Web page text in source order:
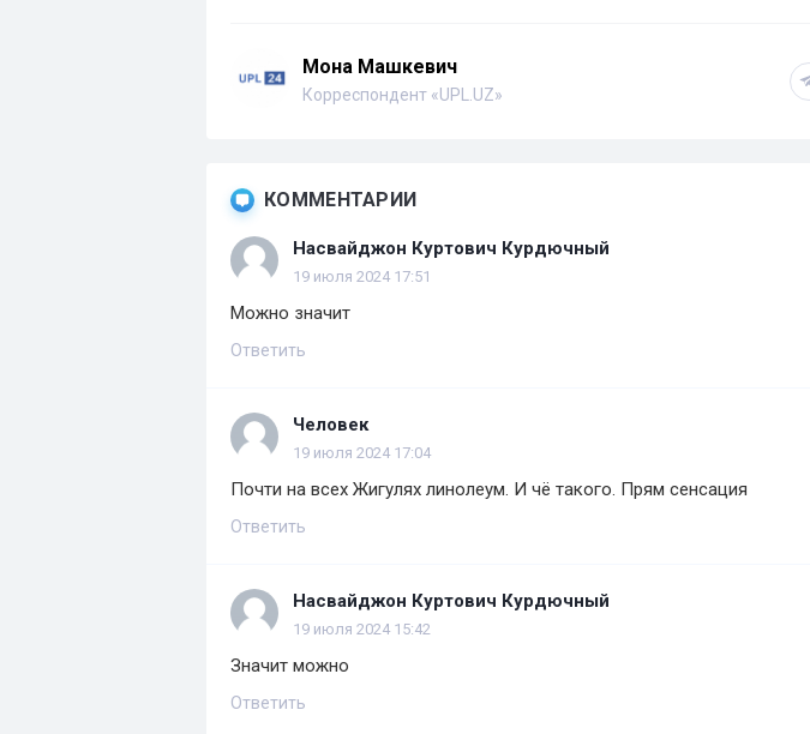
Мона Машкевич
Корреспондент «UPL.UZ»
КОММЕНТАРИИ
Насвайджон Куртович Курдючный
19 июля 2024 17:51
Можно значит
Ответить
Человек
19 июля 2024 17:04
Почти на всех Жигулях линолеум. И чё такого. Прям сенсация
Ответить
Насвайджон Куртович Курдючный
19 июля 2024 15:42
Значит можно
Ответить